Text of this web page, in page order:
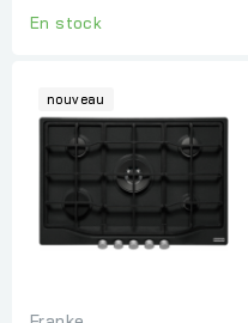
En stock
nouveau